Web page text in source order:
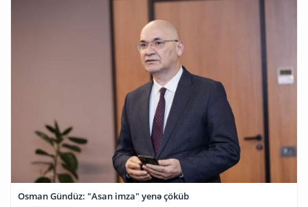
Osman Gündüz: "Asan imza" yenə çöküb